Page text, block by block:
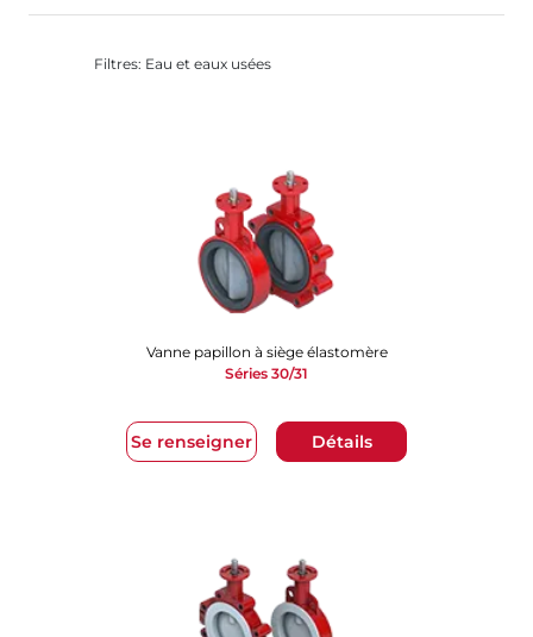
Filtres: Eau et eaux usées
Se renseigner Détails
Vanne papillon à siège élastomère
Séries 30/31